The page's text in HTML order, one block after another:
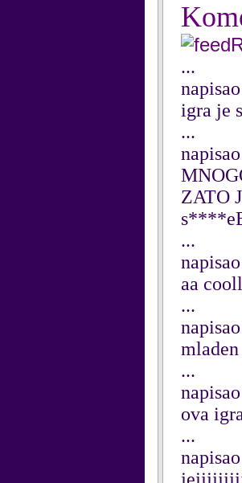
...
igra je
...
ZATO
...
aa cooll
...
...
ova
...